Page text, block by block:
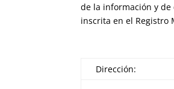
de la información y de
inscrita en el Registro
Dirección: